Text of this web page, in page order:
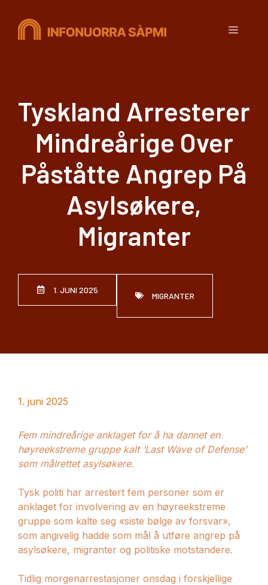
Meny
Tyskland Arresterer
Mindreårige Over
Påståtte Angrep På
Asylsøkere,
Migranter
1. JUNI 2025
MIGRANTER
1. juni 2025
Fem mindreårige anklaget for å ha dannet en
høyreekstreme gruppe kalt ‘Last Wave of Defense’
som målrettet asylsøkere.
Tysk politi har arrestert fem personer som er
anklaget for involvering av en høyreekstreme
gruppe som kalte seg «siste bølge av forsvar»,
som angivelig hadde som mål å utføre angrep på
asylsøkere, migranter og politiske motstandere.
Tidlig morgenarrestasjoner onsdag i forskjellige